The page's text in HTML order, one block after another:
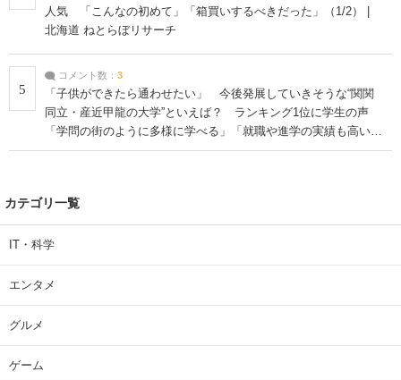
人気 「こんなの初めて」「箱買いするべきだった」（1/2） |
北海道 ねとらぼリサーチ
5
コメント数： 3
「子供ができたら通わせたい」 今後発展していきそうな“関関
同立・産近甲龍の大学”といえば？ ランキング1位に学生の声
「学問の街のように多様に学べる」「就職や進学の実績も高い」
| 大学 ねとらぼリサーチ
カテゴリ一覧
IT・科学
エンタメ
グルメ
ゲーム